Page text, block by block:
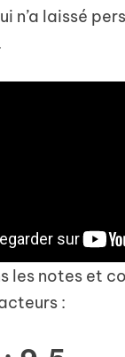
n’a laissé
les notes et
: